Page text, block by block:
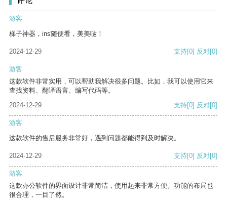
游客
梯子神器，ins随便看，美美哒！
2024-12-29 支持[0] 反对[0]
游客
这款软件非常实用，可以帮助我解决很多问题。比如，我可以使用它来
查找资料、翻译语言、编写代码等。
2024-12-29
支持[0] 反对[0]
游客
这款软件的售后服务非常好，遇到问题都能得到及时解决。
2024-12-29 支持[0] 反对[0]
游客
这款办公软件的界面设计非常简洁，使用起来非常方便。功能的布局也
很合理，一目了然。